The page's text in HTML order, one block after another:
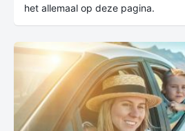
het allemaal op deze pagina.